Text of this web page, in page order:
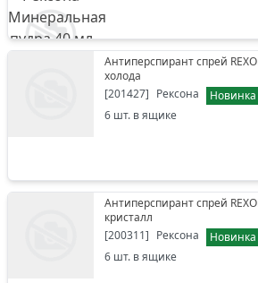
Антиперспирант спрей
холода
[201427] Рексона Новинка
6 шт. в ящике
Антиперспирант спрей
кристалл
[200311] Рексона
Новинка
6 шт. в ящике